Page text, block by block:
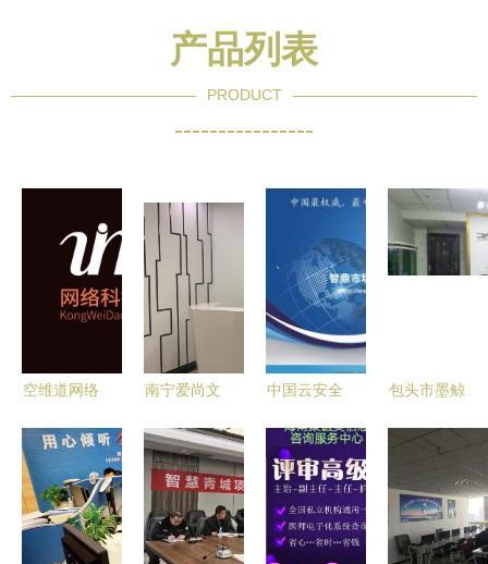
产品列表
PRODUCT
----------------
空维道网络
化时代的信
息咨询服务
新范式
南宁爱尚文
地文化资讯
服务的桥梁
与创新者
中国云安全
场竞争格局
调研及投资
可行性咨询
报告——市
包头市墨鲸
务 专业信
息解决方案
的领航者